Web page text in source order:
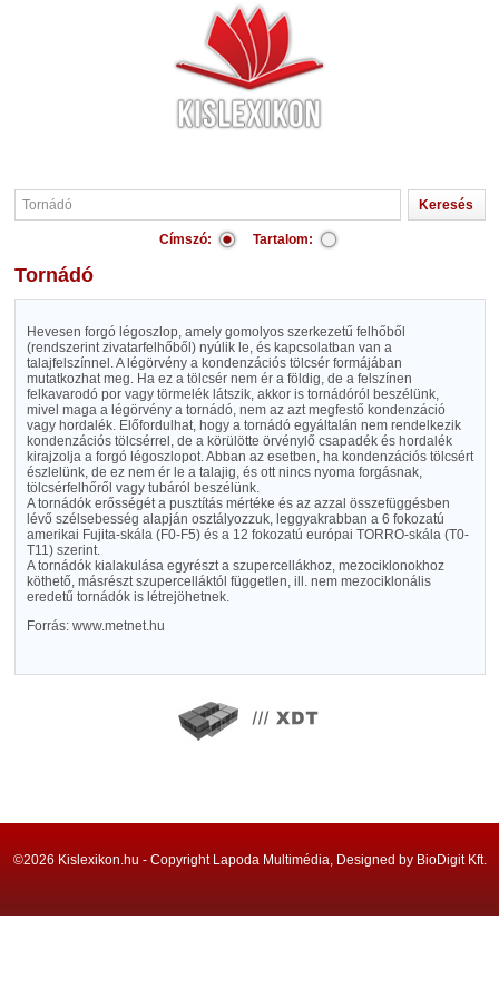
Címszó: Tartalom:
Tornádó
Hevesen forgó légoszlop, amely gomolyos szerkezetű felhőből
(rendszerint zivatarfelhőből) nyúlik le, és kapcsolatban van a
talajfelszínnel. A légörvény a kondenzációs tölcsér formájában
mutatkozhat meg. Ha ez a tölcsér nem ér a földig, de a felszínen
felkavarodó por vagy törmelék látszik, akkor is tornádóról beszélünk,
mivel maga a légörvény a tornádó, nem az azt megfestő kondenzáció
vagy hordalék. Előfordulhat, hogy a tornádó egyáltalán nem rendelkezik
kondenzációs tölcsérrel, de a körülötte örvénylő csapadék és hordalék
kirajzolja a forgó légoszlopot. Abban az esetben, ha kondenzációs tölcsért
észlelünk, de ez nem ér le a talajig, és ott nincs nyoma forgásnak,
tölcsérfelhőről vagy tubáról beszélünk.
A tornádók erősségét a pusztítás mértéke és az azzal összefüggésben
lévő szélsebesség alapján osztályozzuk, leggyakrabban a 6 fokozatú
amerikai Fujita-skála (F0-F5) és a 12 fokozatú európai TORRO-skála (T0-
T11) szerint.
A tornádók kialakulása egyrészt a szupercellákhoz, mezociklonokhoz
köthető, másrészt szupercelláktól független, ill. nem mezociklonális
eredetű tornádók is létrejöhetnek.
Forrás: www.metnet.hu
©2026 Kislexikon.hu - Copyright Lapoda Multimédia, Designed by BioDigit Kft.